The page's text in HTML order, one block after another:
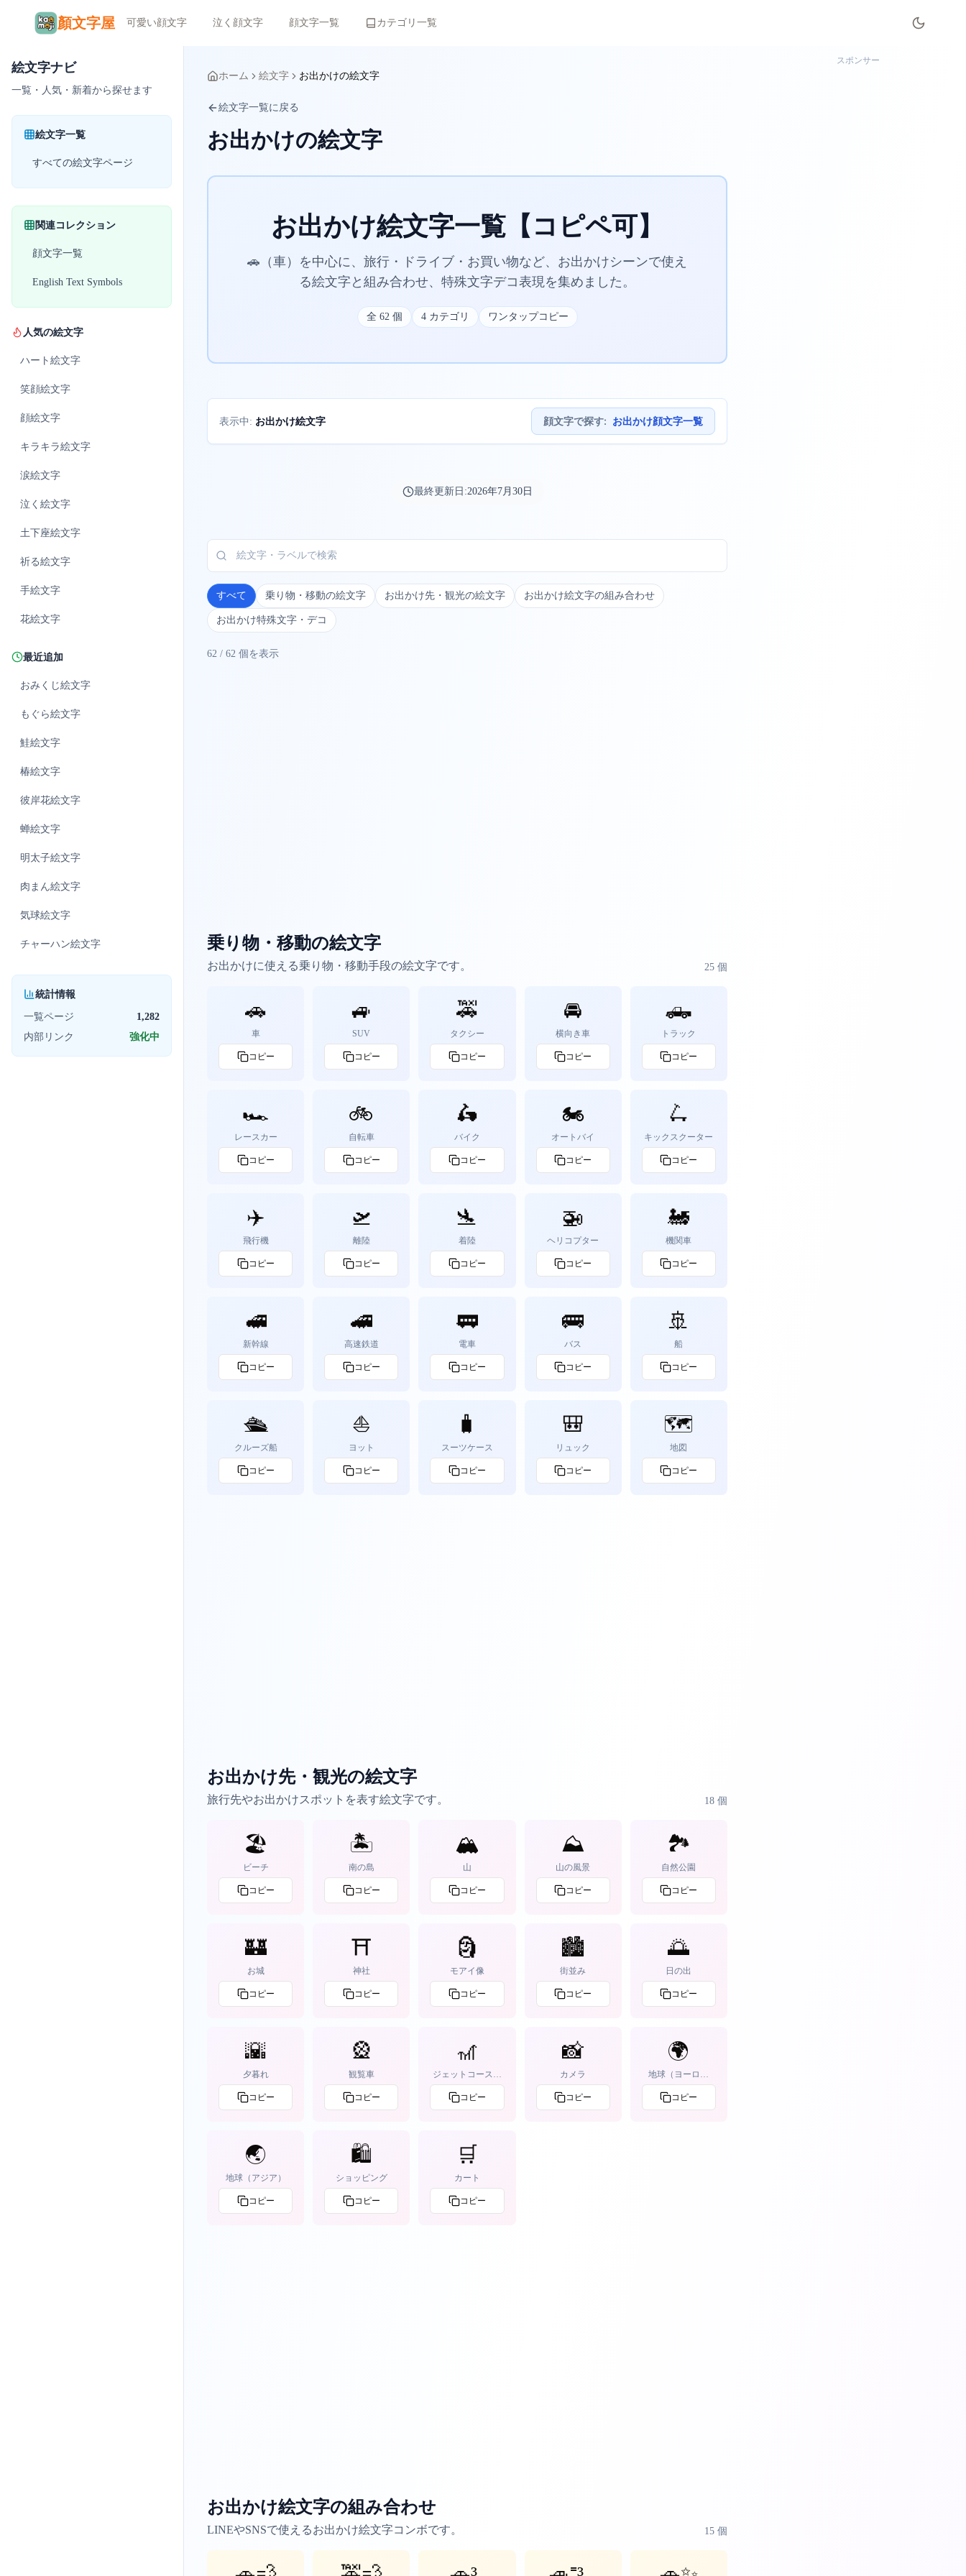
顏文字屋 可愛い顔文字 泣く顔文字 顔文字一覧 カテゴリ一覧
絵文字ナビ
一覧・人気・新着から探せます
絵文字一覧
すべての絵文字ページ
関連コレクション
顔文字一覧
English Text Symbols
人気の絵文字
ハート 絵文字
笑顔絵文字
顔絵文字
キラキラ絵文字
涙絵文字
泣く 絵文字
土下座絵文字
祈る絵文字
手絵文字
花絵文字
最近追加
おみくじ絵文字
もぐら絵文字
鮭絵文字
椿絵文字
彼岸花絵文字
蝉絵文字
明太子絵文字
肉まん絵文字
気球絵文字
チャーハン絵文字
統計情報
一覧ページ
1,282
内部リンク
強化中
ホーム 絵文字 お出かけの絵文字
絵文字一覧に戻る
お出かけの絵文字
お出かけ絵文字一覧【コピペ可】
🚗（車）を中心に、旅行・ドライブ・お買い物など、お出かけシーンで使え
る絵文字と組み合わせ、特殊文字デコ表現を集めました。
全 62個 4カテゴリ ワンタップコピー
表示中: お出かけ絵文字 顔文字で探す: お出かけ顔文字一覧
最終更新日:2026年7月30日
すべて 乗り物・移動の絵文字 お出かけ先・観光の絵文字 お出かけ絵文字の組み合わせ
お出かけ特殊文字・デコ
62 / 62 個を表示
乗り物・移動の絵文字
お出かけに使える乗り物・移動手段の絵文字です。 25 個
🚗
車
コピー
🚙
SUV
コピー
🚕
タクシー
コピー
🚘
横向き車
コピー
🛻
トラック
コピー
🏎️
レースカー
コピー
🚲
自転車
コピー
🛵
バイク
コピー
🏍️
オートバイ
コピー
🛴
キックスクーター
コピー
✈️
飛行機
コピー
🛫
離陸
コピー
🛬
着陸
コピー
🚁
ヘリコプター
コピー
🚂
機関車
コピー
🚅
新幹線
コピー
🚄
高速鉄道
コピー
🚃
電車
コピー
🚌
バス
コピー
🚢
船
コピー
🛳️
クルーズ船
コピー
⛵
ヨット
コピー
🧳
スーツケース
コピー
🎒
リュック
コピー
🗺️
地図
コピー
お出かけ先・観光の絵文字
旅行先やお出かけスポットを表す絵文字です。 18 個
🏖️
ビーチ
コピー
🏝️
南の島
コピー
🏔️
山
コピー
⛰️
山の風景
コピー
🏞️
自然公園
コピー
🏰
お城
コピー
⛩️
神社
コピー
🗿
モアイ像
コピー
🏙️
街並み
コピー
🌅
日の出
コピー
🌇
夕暮れ
コピー
🎡
観覧車
コピー
🎢
ジェットコースタ
ー
コピー
📸
カメラ
コピー
🌍
地球（ヨーロッ
パ）
コピー
🌏
地球（アジア）
コピー
🛍️
ショッピング
コピー
🛒
カート
コピー
お出かけ絵文字の組み合わせ
LINEやSNSで使えるお出かけ絵文字コンボです。 15 個
スポンサー